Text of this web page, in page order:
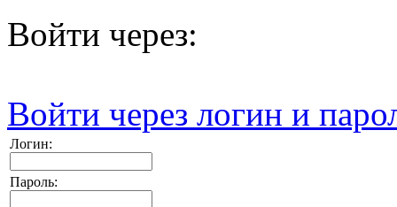
Войти через:
Войти через логин и
Логин:
Пароль: